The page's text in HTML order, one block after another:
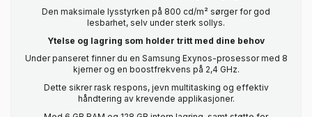
Den maksimale lysstyrken på 800 cd/m² sørger for god
lesbarhet, selv under sterk sollys.
Ytelse og lagring som holder tritt med dine behov
Under panseret finner du en Samsung Exynos-prosessor med 8
kjerner og en boostfrekvens på 2,4 GHz.
Dette sikrer rask respons, jevn multitasking og effektiv
håndtering av krevende applikasjoner.